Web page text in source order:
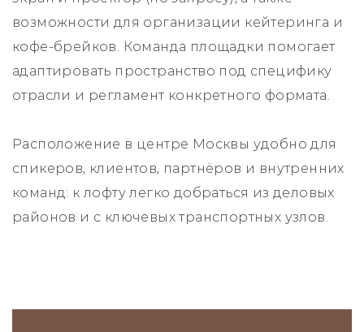
возможности для организации кейтеринга и
кофе-брейков. Команда площадки помогает
адаптировать пространство под специфику
отрасли и регламент конкретного формата.
Расположение в центре Москвы удобно для
спикеров, клиентов, партнёров и внутренних
команд: к лофту легко добраться из деловых
районов и с ключевых транспортных узлов.